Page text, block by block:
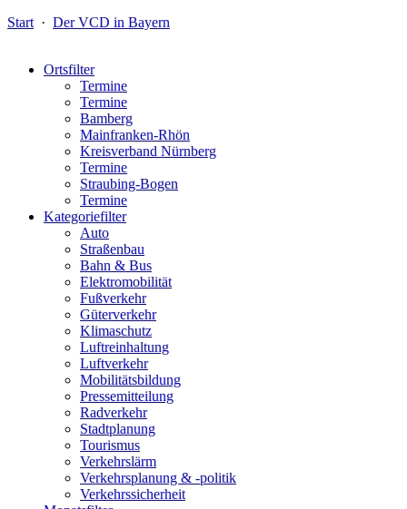
Start · Der VCD in Bayern
Ortsfilter
Termine
Termine
Bamberg
Mainfranken-Rhön
Kreisverband Nürnberg
Termine
Straubing-Bogen
Termine
Kategoriefilter
Auto
Straßenbau
Bahn & Bus
Elektromobilität
Fußverkehr
Güterverkehr
Klimaschutz
Luftreinhaltung
Luftverkehr
Mobilitätsbildung
Pressemitteilung
Radverkehr
Stadtplanung
Tourismus
Verkehrslärm
Verkehrsplanung & -politik
Verkehrssicherheit